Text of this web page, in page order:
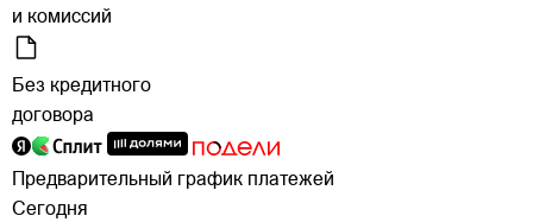
и комиссий
Без кредитного
договора
Предварительный график платежей
Сегодня